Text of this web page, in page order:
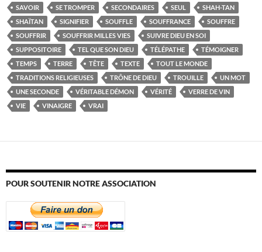
SAVOIR
SE TROMPER SECONDAIRES SEUL
SHAH-TAN
SHAÏTAN
SIGNIFIER SOUFFLE SOUFFRANCE
SOUFFRE
SOUFFRIR
SOUFFRIR MILLES VIES
SUIVRE DIEU EN SOI
SUPPOSITOIRE
TEL QUE SON DIEU TÉLÉPATHE
TÉMOIGNER
TEMPS
TERRE TÊTE TEXTE
TOUT LE MONDE
TRADITIONS RELIGIEUSES
TRÔNE DE DIEU TROUILLE
UN MOT
UNE SECONDE
VÉRITABLE DÉMON VÉRITÉ
VERRE DE VIN
VIE
VINAIGRE VRAI
POUR SOUTENIR NOTRE ASSOCIATION